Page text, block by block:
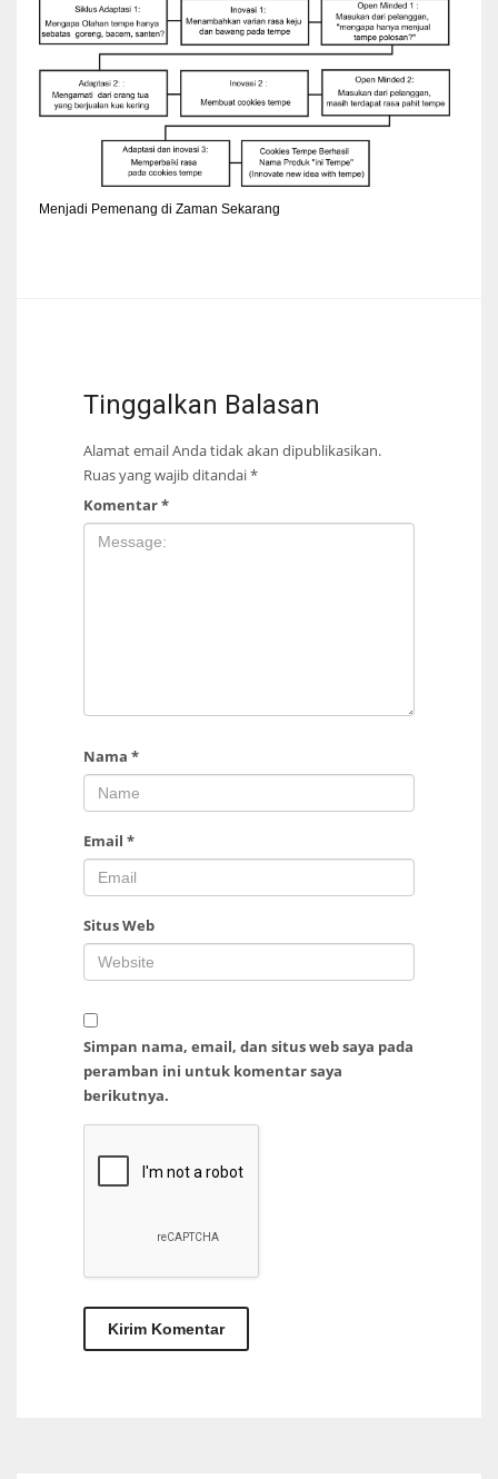
Menjadi Pemenang di Zaman Sekarang
Tinggalkan Balasan
Alamat email Anda tidak akan dipublikasikan.
Ruas yang wajib ditandai*
Komentar*
Nama *
Email *
Situs Web
Simpan nama, email, dan situs web saya pada
peramban ini untuk komentar saya
berikutnya.